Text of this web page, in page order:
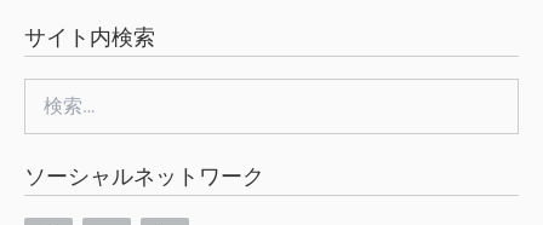
サイト内検索
索:
ソーシャルネットワーク